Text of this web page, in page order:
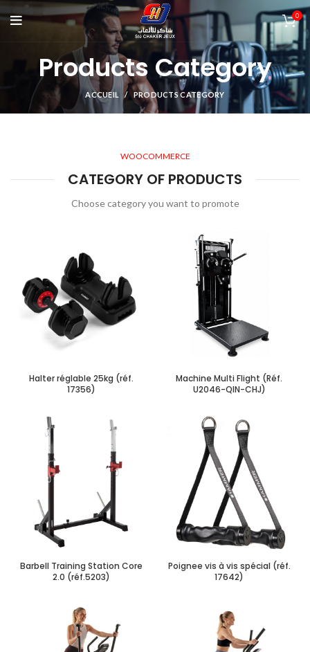
0
Products Category
ACCUEIL PRODUCTS CATEGORY
WOOCOMMERCE
CATEGORY OF PRODUCTS
Choose category you want to promote
Halter réglable 25kg (réf.
17356)
Machine Multi Flight (Réf.
U2046-QIN-CHJ)
Barbell Training Station Core
2.0 (réf.5203)
Poignee vis à vis spécial (réf.
17642)